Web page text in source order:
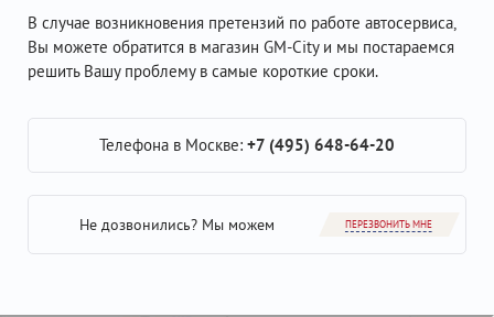
В случае возникновения претензий по работе автосервиса,
Вы можете обратится в магазин GM-City и мы постараемся
решить Вашу проблему в самые короткие сроки.
Телефона в Москве: +7 (495) 648-64-20
Не дозвонились? Мы можем ПЕРЕЗВОНИТЬ МНЕ